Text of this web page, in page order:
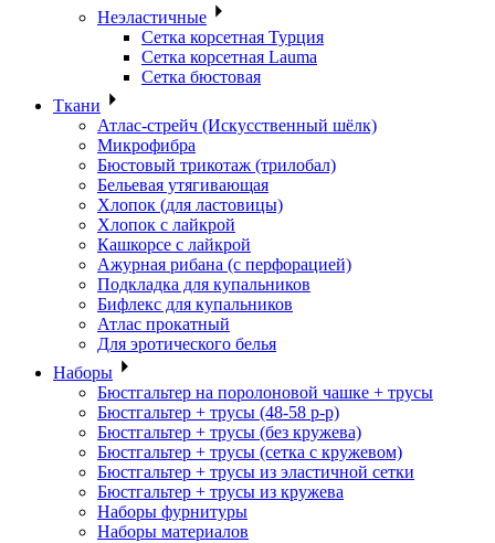
Неэластичные
Сетка корсетная Турция
Сетка корсетная Lauma
Сетка бюстовая
Ткани
Атлас-стрейч (Искусственный шёлк)
Микрофибра
Бюстовый трикотаж (трилобал)
Бельевая утягивающая
Хлопок (для ластовицы)
Хлопок с лайкрой
Кашкорсе с лайкрой
Ажурная рибана (с перфорацией)
Подкладка для купальников
Бифлекс для купальников
Атлас прокатный
Для эротического белья
Наборы
Бюстгальтер на поролоновой чашке + трусы
Бюстгальтер + трусы (48-58 р-р)
Бюстгальтер + трусы (без кружева)
Бюстгальтер + трусы (сетка с кружевом)
Бюстгальтер + трусы из эластичной сетки
Бюстгальтер + трусы из кружева
Наборы фурнитуры
Наборы материалов